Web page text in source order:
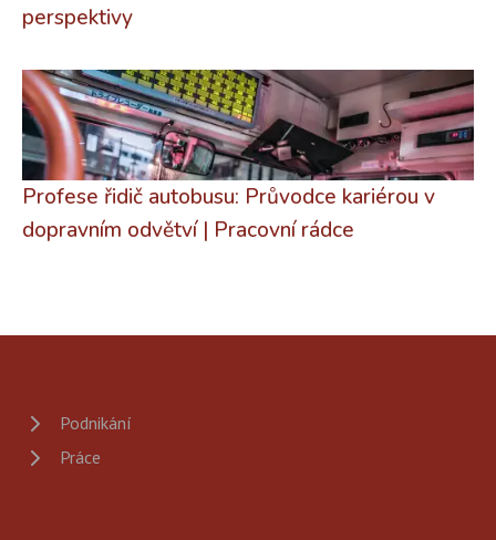
perspektivy
Profese řidič autobusu: Průvodce kariérou v
dopravním odvětví | Pracovní rádce
Podnikání
Práce